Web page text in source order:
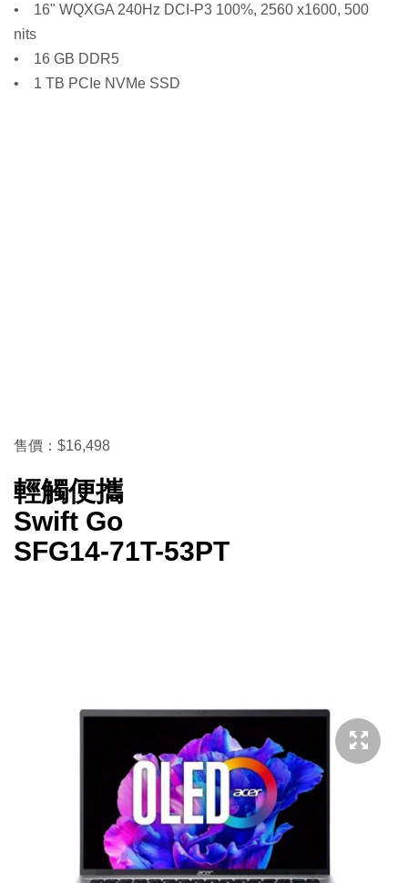
• 16" WQXGA 240Hz DCI-P3 100%, 2560 x1600, 500
nits
• 16 GB DDR5
• 1 TB PCIe NVMe SSD
售價：$16,498
輕觸便攜
Swift Go
SFG14-71T-53PT